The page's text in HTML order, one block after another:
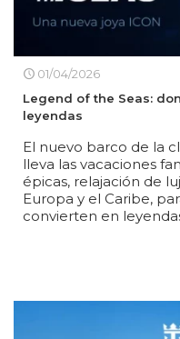
01/04/2026
Legend of the Seas:
leyendas
El nuevo barco de la
lleva las vacaciones
épicas, relajación de
Europa y el Caribe,
convierten en